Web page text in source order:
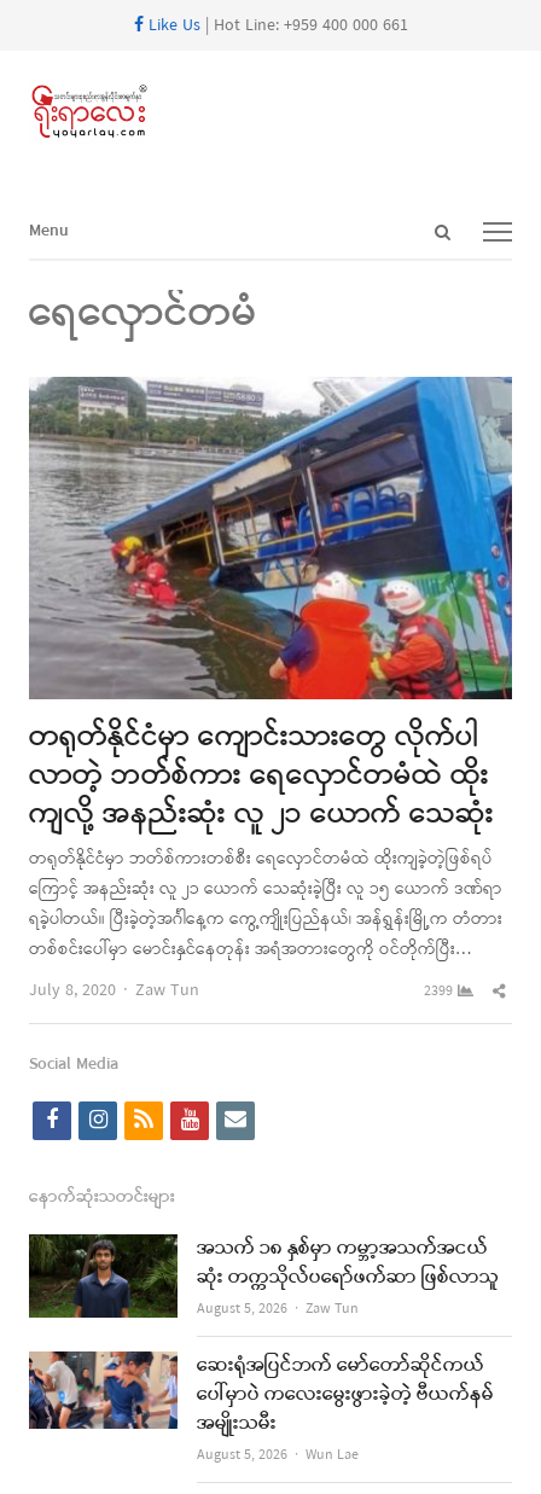
Like Us| Hot Line: +959 400 000 661
Open
Menu
Menu
ရေလှောင်တမံ
တရုတ်နိုင်ငံမှာ ကျောင်းသားတွေ လိုက်ပါ
လာတဲ့ ဘတ်စ်ကား ရေလှောင်တမံထဲ ထိုး
ကျလို့ အနည်းဆုံး လူ ၂၁ ယောက် သေဆုံး
တရုတ်နိုင်ငံမှာ ဘတ်စ်ကားတစ်စီး ရေလှောင်တမံထဲ ထိုးကျခဲ့တဲ့ဖြစ်ရပ်
ကြောင့် အနည်းဆုံး လူ ၂၁ ယောက် သေဆုံးခဲ့ပြီး လူ ၁၅ ယောက် ဒဏ်ရာ
ရခဲ့ပါတယ်။ ပြီးခဲ့တဲ့အင်္ဂါနေ့က ကွေ့ကျိုးပြည်နယ်၊ အန်ရွှန်းမြို့က တံတား
တစ်စင်းပေါ်မှာ မောင်းနှင်နေတုန်း အရံအတားတွေကို ဝင်တိုက်ပြီး…
July 8, 2020
Author
Zaw Tun 2399
Social Media
f
c
e
b
o
o
k
i
s
t
a
g
r
a
m
r
s
y
t
u
b
e
i
l
နောက်ဆုံးသတင်းများ
အသက် ၁၈ နှစ်မှာ ကမ္ဘာ့အသက်အငယ်
ဆုံး တက္ကသိုလ်ပရော်ဖက်ဆာ ဖြစ်လာသူ
August 5, 2026 Author
Zaw Tun
ဆေးရုံအပြင်ဘက် မော်တော်ဆိုင်ကယ်
ပေါ်မှာပဲ ကလေးမွေးဖွားခဲ့တဲ့ ဗီယက်နမ်
အမျိုးသမီး
August 5, 2026 Author
Wun Lae